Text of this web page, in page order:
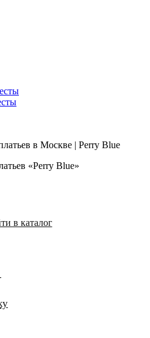
«Perry Blue»
в каталог